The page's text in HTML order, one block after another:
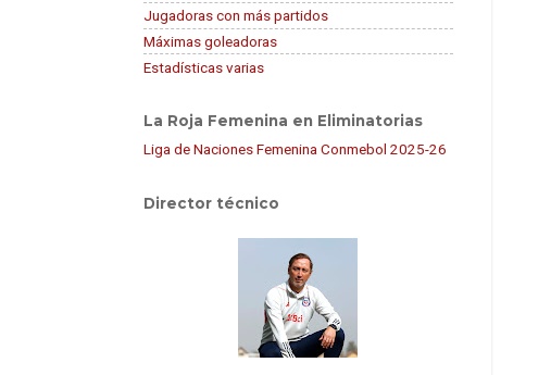
Jugadoras con más partidos
Máximas goleadoras
Estadísticas varias
La Roja Femenina en Eliminatorias
Liga de Naciones Femenina Conmebol 2025-26
Director técnico